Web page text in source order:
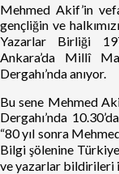
Mehmed Akif’in
gençliğin ve
Yazarlar Birliği
Ankara’da Millî
Dergahı’nda anıyor.
Bu sene Mehmed
Dergahı’nda
“80 yıl sonra
Bilgi şölenine
ve yazarlar bildirileri